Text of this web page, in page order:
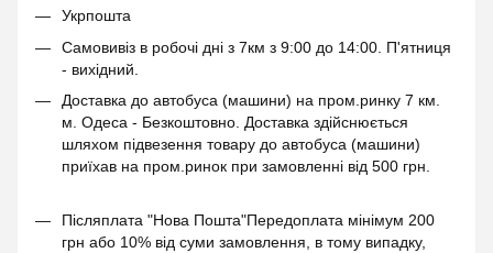
Укрпошта
Самовивіз в робочі дні з 7км з 9:00 до 14:00. П'ятниця
- вихідний.
Доставка до автобуса (машини) на пром.ринку 7 км.
м. Одеса - Безкоштовно. Доставка здійснюється
шляхом підвезення товару до автобуса (машини)
приїхав на пром.ринок при замовленні від 500 грн.
Післяплата "Нова Пошта"Передоплата мінімум 200
грн або 10% від суми замовлення, в тому випадку,